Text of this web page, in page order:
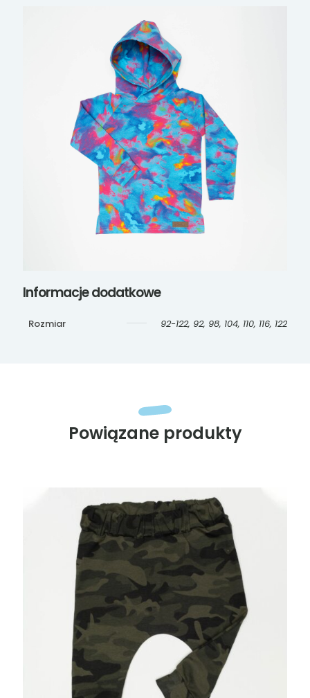
Informacje dodatkowe
Rozmiar 92-122, 92, 98, 104, 110, 116, 122
Powiązane produkty